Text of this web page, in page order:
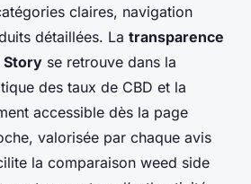
claires, navigation
détaillées. La transparence
Story se retrouve dans la
des taux de CBD et la
accessible dès la page
valorisée par chaque avis
la comparaison weed side